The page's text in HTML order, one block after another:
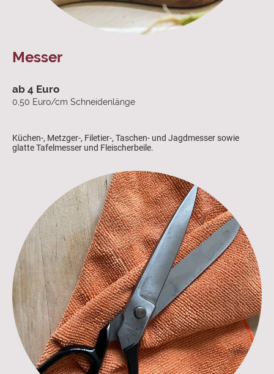
Messer
ab 4 Euro
0,50 Euro/cm Schneidenlänge
Küchen-, Metzger-, Filetier-, Taschen- und Jagdmesser sowie
glatte Tafelmesser und Fleischerbeile.